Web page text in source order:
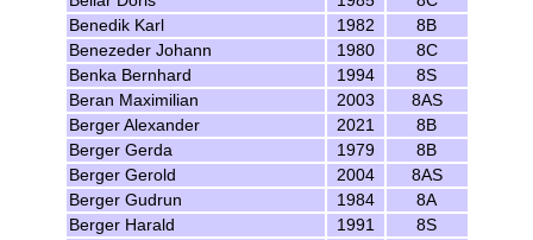
Benedik Karl
1982
8B
Benezeder Johann
1980
8C
Benka Bernhard
1994
8S
Beran Maximilian
2003
8AS
Berger Alexander
2021
8B
Berger Gerda
1979
8B
Berger Gerold
2004
8AS
Berger Gudrun
1984
8A
Berger Harald
1991
8S